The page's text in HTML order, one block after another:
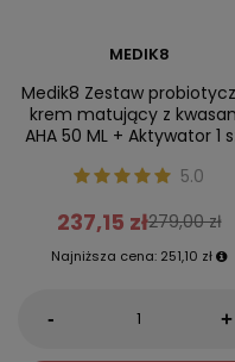
MEDIK8
Medik8 Zestaw
krem matujący z
AHA 50 ML + Aktywator 1
5.0
237,15 zł279,00 zł
Najniższa cena: 251,10 zł
- +